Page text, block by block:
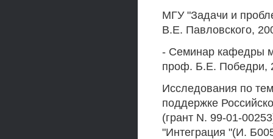
МГУ "Задачи и
В.Е. Павловского,
- Семинар кафедры
проф. Б.Е. Победри,
Исследования по
поддержке
(грант N. 99-01-
"Интеграция "(И.